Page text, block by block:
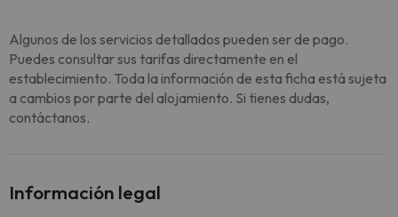
Algunos de los servicios detallados pueden ser de pago.
Puedes consultar sus tarifas directamente en el
establecimiento. Toda la información de esta ficha está sujeta
a cambios por parte del alojamiento. Si tienes dudas,
contáctanos.
Información legal